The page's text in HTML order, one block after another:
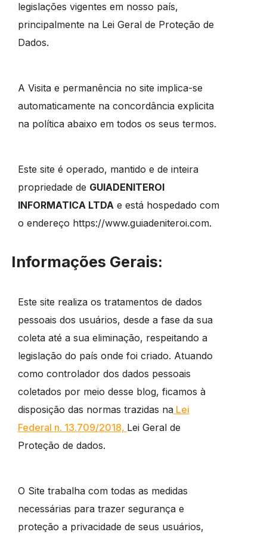
legislações vigentes em nosso país,
principalmente na Lei Geral de Proteção de
Dados.
A Visita e permanência no site implica-se
automaticamente na concordância explicita
na política abaixo em todos os seus termos.
Este site é operado, mantido e de inteira
propriedade de GUIADENITEROI
INFORMATICA LTDAe está hospedado com
o endereço https://www.guiadeniteroi.com.
Informações Gerais:
Este site realiza os tratamentos de dados
pessoais dos usuários, desde a fase da sua
coleta até a sua eliminação, respeitando a
legislação do país onde foi criado. Atuando
como controlador dos dados pessoais
coletados por meio desse blog, ficamos à
disposição das normas trazidas naLei
Federal n. 13.709/2018, Lei Geral de
Proteção de dados.
O Site trabalha com todas as medidas
necessárias para trazer segurança e
proteção a privacidade de seus usuários,